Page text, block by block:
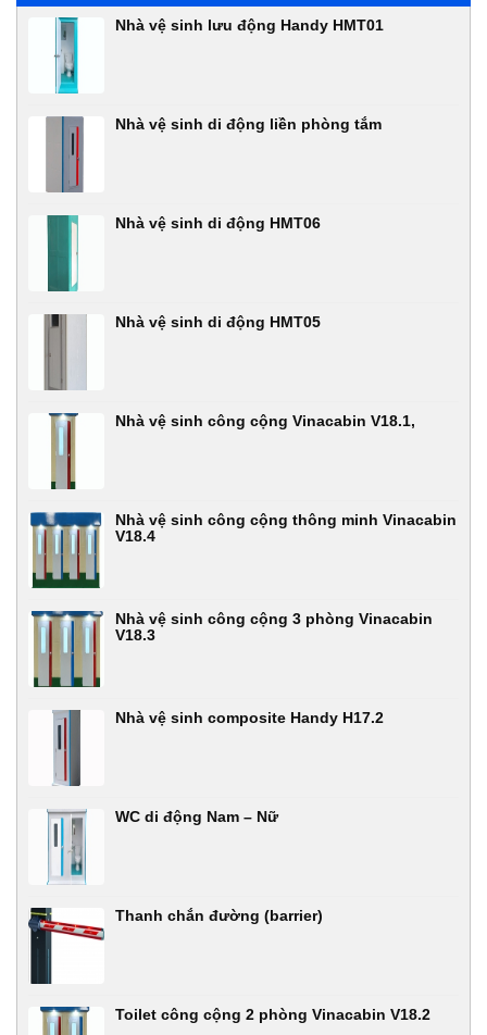
Nhà vệ sinh lưu động Handy HMT01
Nhà vệ sinh di động liền phòng tắm
Nhà vệ sinh di động HMT06
Nhà vệ sinh di động HMT05
Nhà vệ sinh công cộng Vinacabin V18.1,
Nhà vệ sinh công cộng thông minh Vinacabin
V18.4
Nhà vệ sinh công cộng 3 phòng Vinacabin
V18.3
Nhà vệ sinh composite Handy H17.2
WC di động Nam – Nữ
Thanh chắn đường (barrier)
Toilet công cộng 2 phòng Vinacabin V18.2